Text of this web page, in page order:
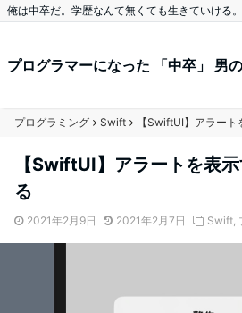
俺は中卒だ。学歴なんて無くても生きていける。
プログラマーになった 「中卒」 男
プログラミング Swift 【SwiftUI】アラー
【SwiftUI】アラートを表
る
2021年2月9日 2021年2月7日 Swift,